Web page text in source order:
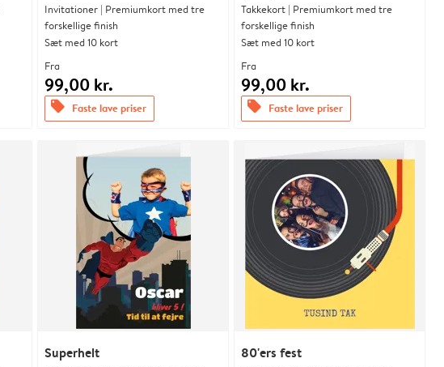
Invitationer | Premiumkort med tre
forskellige finish
Sæt med 10 kort
Fra
99,00 kr.
offers Faste lave priser
Takkekort | Premiumkort med tre
forskellige finish
Sæt med 10 kort
Fra
99,00 kr.
offers Faste lave priser
Superhelt 80'ers fest